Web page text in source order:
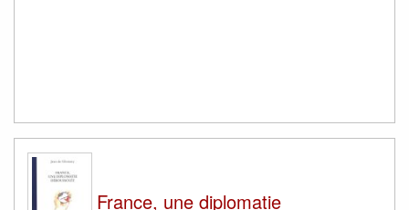
France, une diplomatie